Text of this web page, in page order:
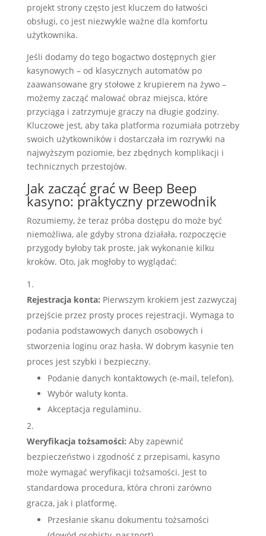
projekt strony często jest kluczem do łatwości
obsługi, co jest niezwykle ważne dla komfortu
użytkownika.
Jeśli dodamy do tego bogactwo dostępnych gier
kasynowych – od klasycznych automatów po
zaawansowane gry stołowe z krupierem na żywo –
możemy zacząć malować obraz miejsca, które
przyciąga i zatrzymuje graczy na długie godziny.
Kluczowe jest, aby taka platforma rozumiała potrzeby
swoich użytkowników i dostarczała im rozrywki na
najwyższym poziomie, bez zbędnych komplikacji i
technicznych przestojów.
Jak zacząć grać w Beep Beep
kasyno: praktyczny przewodnik
Rozumiemy, że teraz próba dostępu do może być
niemożliwa, ale gdyby strona działała, rozpoczęcie
przygody byłoby tak proste, jak wykonanie kilku
kroków. Oto, jak mogłoby to wyglądać:
Rejestracja konta: Pierwszym krokiem jest zazwyczaj
przejście przez prosty proces rejestracji. Wymaga to
podania podstawowych danych osobowych i
stworzenia loginu oraz hasła. W dobrym kasynie ten
proces jest szybki i bezpieczny.
Podanie danych kontaktowych (e-mail, telefon).
Wybór waluty konta.
Akceptacja regulaminu.
Weryfikacja tożsamości: Aby zapewnić
bezpieczeństwo i zgodność z przepisami, kasyno
może wymagać weryfikacji tożsamości. Jest to
standardowa procedura, która chroni zarówno
gracza, jak i platformę.
Przesłanie skanu dokumentu tożsamości